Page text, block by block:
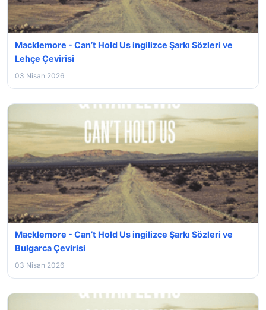
Macklemore - Can’t Hold Us ingilizce Şarkı Sözleri ve
Lehçe Çevirisi
03 Nisan 2026
Macklemore - Can’t Hold Us ingilizce Şarkı Sözleri ve
Bulgarca Çevirisi
03 Nisan 2026